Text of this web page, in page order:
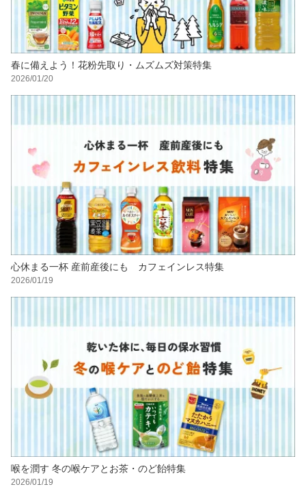
春に備えよう！花粉先取り・ムズムズ対策特集
2026/01/20
心休まる一杯 産前産後にも カフェインレス特集
2026/01/19
喉を潤す 冬の喉ケアとお茶・のど飴特集
2026/01/19